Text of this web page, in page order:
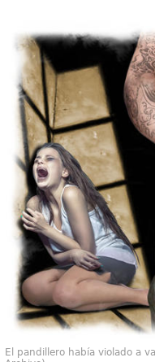
El pandillero había violado a